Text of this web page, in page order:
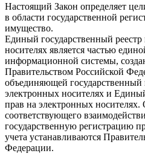
Настоящий Закон определяет
в области государственной
имущество.
Единый государственный
носителях является частью
информационной системы,
Правительством Российской
объединяющей государственный
электронных носителях и
прав на электронных носителях.
соответствующего
государственную регистрацию
учета устанавливаются
Федерации.